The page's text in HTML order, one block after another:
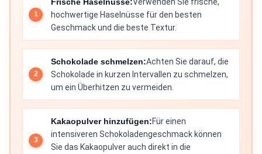
hochwertige Haselnüsse für den besten
Geschmack und die beste Textur.
Schokolade schmelzen:Achten Sie darauf, die
Schokolade in kurzen Intervallen zu schmelzen,
um ein Überhitzen zu vermeiden.
Kakaopulver hinzufügen:Für einen
intensiveren Schokoladengeschmack können
Sie das Kakaopulver auch direkt in die